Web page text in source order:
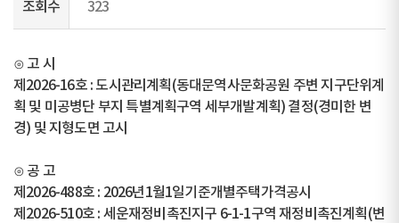
조회수 323
⊙ 고 시
제2026-16호 : 도시관리계획(동대문역사문화공원 주변 지구단위계
획 및 미공병단 부지 특별계획구역 세부개발계획) 결정(경미한 변
경) 및 지형도면 고시
⊙ 공 고
제2026-488호 : 2026년1월1일기준개별주택가격공시
제2026-510호 : 세운재정비촉진지구 6-1-1구역 재정비촉진계획(변